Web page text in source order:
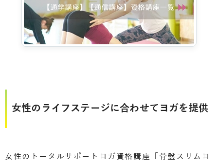
女性のライフステージに合わせてヨガを提供
女性のトータルサポートヨガ資格講座「骨盤スリムヨ